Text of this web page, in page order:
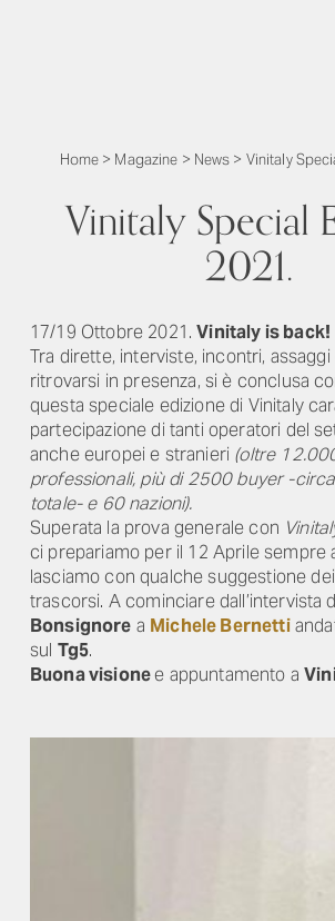
Home > Magazine > News > Vinitaly
Vinitaly Special
2021.
17/19 Ottobre 2021.Vinitaly is back!
Tra dirette, interviste, incontri, assaggi
ritrovarsi in presenza, si è conclusa
questa speciale edizione di Vinitaly
partecipazione di tanti operatori del
anche europei e stranieri (oltre
professionali, più di 2500 buyer -
totale- e 60 nazioni).
Superata la prova generale con
ci prepariamo per il 12 Aprile sempre
lasciamo con qualche suggestione
trascorsi. A cominciare dall’intervista
Bonsignore a Michele Bernetti
sul Tg5.
Buona visionee appuntamento a